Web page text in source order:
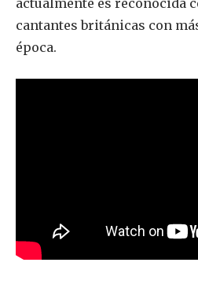
Share
cantantes británicas con
época.